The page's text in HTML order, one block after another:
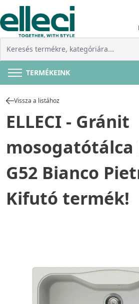
TERMÉKEINK
Vissza a listához
ELLECI - Gránit
mosogatótálca
G52 Bianco
Kifutó termék!